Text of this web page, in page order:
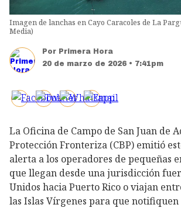
Imagen de lanchas en Cayo Caracoles de La
Media)
Por Primera Hora
20 de marzo de 2026 • 7:41pm
La Oficina de Campo de San Juan de
Protección Fronteriza (CBP) emitió
alerta a los operadores de pequeñas
que llegan desde una jurisdicción
Unidos hacia Puerto Rico o viajan
las Islas Vírgenes para que notifiquen